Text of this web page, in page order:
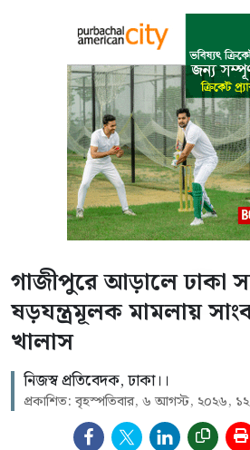
গাজীপুরে আড়ালে ঢাকা
ষড়যন্ত্রমূলক মামলায়
খালাস
নিজস্ব প্রতিবেদক, ঢাকা।।
প্রকাশিত: বৃহস্পতিবার, ৬ আগস্ট, ২০২৬,